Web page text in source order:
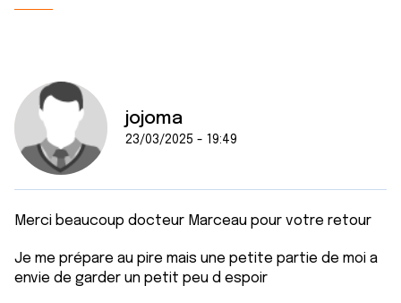
jojoma
23/03/2025 - 19:49
Merci beaucoup docteur Marceau pour votre retour
Je me prépare au pire mais une petite partie de moi a
envie de garder un petit peu d espoir